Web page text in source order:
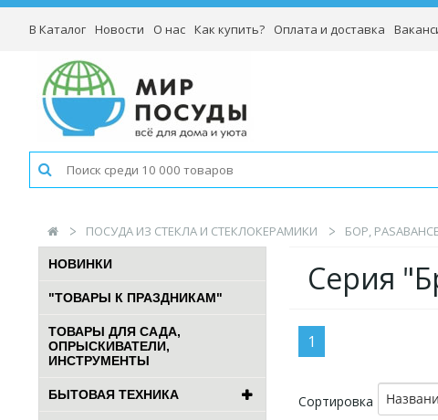
В Каталог Новости О нас Как купить? Оплата и доставка
ПОСУДА ИЗ СТЕКЛА И СТЕКЛОКЕРАМИКИ БОР,
НОВИНКИ
"ТОВАРЫ К ПРАЗДНИКАМ"
ТОВАРЫ ДЛЯ САДА,
ОПРЫСКИВАТЕЛИ,
ИНСТРУМЕНТЫ
БЫТОВАЯ ТЕХНИКА
Серия
1
Сортировка